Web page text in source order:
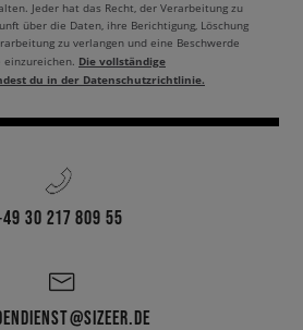
Jeder hat das Recht, der Verarbeitung zu
über die Daten, ihre Berichtigung, Löschung
zu verlangen und eine Beschwerde
einzureichen. Die vollständige
du in der Datenschutzrichtlinie.
30 217 809 55